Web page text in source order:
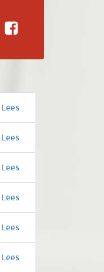
Lees
Lees
Lees
Lees
Lees
Lees